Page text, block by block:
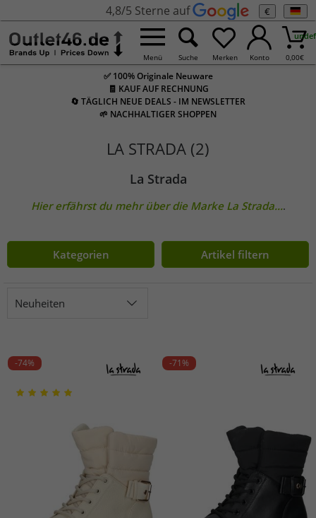
4,8/5 Sterne auf €
Menü Suche Merken Konto 0,00€
✅ 100% Originale Neuware
🧾 KAUF AUF RECHNUNG
🔄 TÄGLICH NEUE DEALS - IM NEWSLETTER
🌱 NACHHALTIGER SHOPPEN
LA STRADA (2)
La Strada
Hier erfährst du mehr über die Marke La Strada....
Kategorien Artikel filtern
Neuheiten
-74% -71%